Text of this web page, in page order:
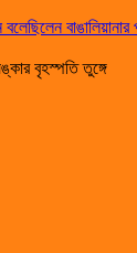
বৃহস্পতি তুঙ্গে